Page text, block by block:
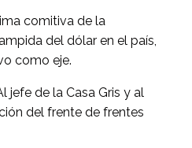
comitiva de la
del dólar en el país,
como eje.
jefe de la Casa Gris y al
del frente de frentes